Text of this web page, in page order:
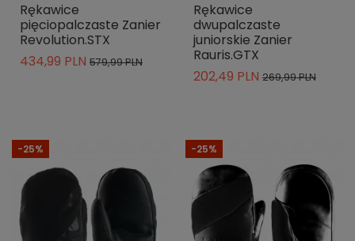
Rękawice
pięciopalczaste Zanier
Revolution.STX
434,99 PLN 579,99 PLN
Rękawice
dwupalczaste
juniorskie Zanier
Rauris.GTX
202,49 PLN 269,99 PLN
-25% -25%